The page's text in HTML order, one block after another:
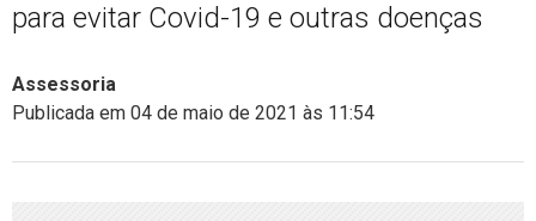
para evitar Covid-19 e outras doenças
Assessoria
Publicada em 04 de maio de 2021 às 11:54